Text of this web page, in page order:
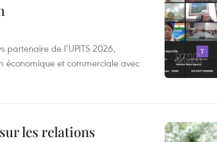
partenaire de l’UPITS 2026,
économique et commerciale avec
les relations